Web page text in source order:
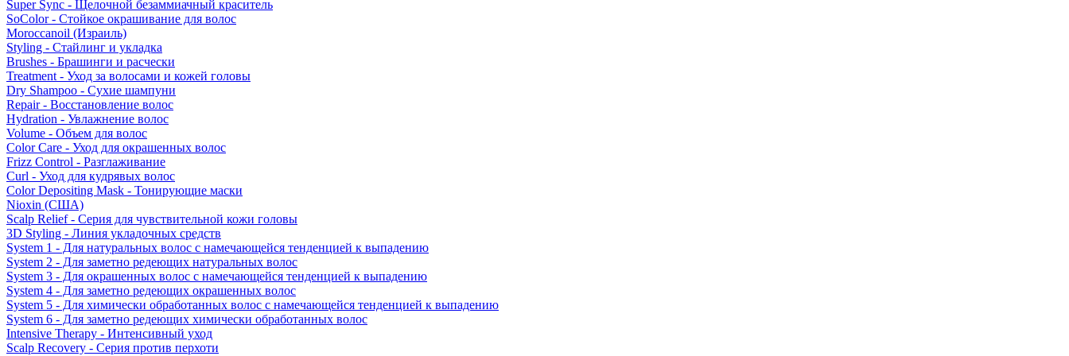
Super Sync - Щелочной безаммиачный краситель
SoColor - Стойкое окрашивание для волос
Moroccanoil (Израиль)
Styling - Стайлинг и укладка
Brushes - Брашинги и расчески
Treatment - Уход за волосами и кожей головы
Dry Shampoo - Сухие шампуни
Repair - Восстановление волос
Hydration - Увлажнение волос
Volume - Объем для волос
Color Care - Уход для окрашенных волос
Frizz Control - Разглаживание
Curl - Уход для кудрявых волос
Color Depositing Mask - Тонирующие маски
Nioxin (США)
Scalp Relief - Серия для чувствительной кожи головы
3D Styling - Линия укладочных средств
System 1 - Для натуральных волос с намечающейся тенденцией к выпадению
System 2 - Для заметно редеющих натуральных волос
System 3 - Для окрашенных волос с намечающейся тенденцией к выпадению
System 4 - Для заметно редеющих окрашенных волос
System 5 - Для химически обработанных волос с намечающейся тенденцией к выпадению
System 6 - Для заметно редеющих химически обработанных волос
Intensive Therapy - Интенсивный уход
Scalp Recovery - Серия против перхоти